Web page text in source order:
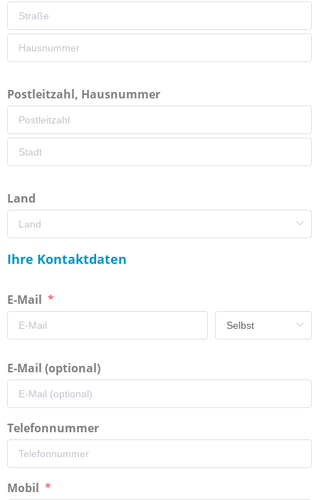
Postleitzahl, Hausnummer
Land
Ihre Kontaktdaten
E-Mail
E-Mail (optional)
Telefonnummer
Mobil